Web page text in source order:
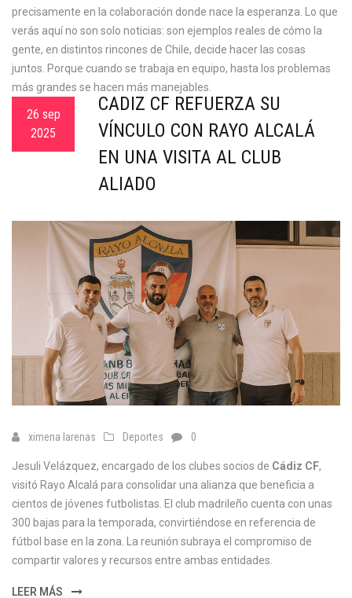
precisamente en la colaboración donde nace la esperanza. Lo que
verás aquí no son solo noticias: son ejemplos reales de cómo la
gente, en distintos rincones de Chile, decide hacer las cosas
juntos. Porque cuando se trabaja en equipo, hasta los problemas
más grandes se hacen más manejables.
26 sep
2025
CÁDIZ CF REFUERZA SU
VÍNCULO CON RAYO ALCALÁ
EN UNA VISITA AL CLUB
ALIADO
ximena larenas Deportes 0
Jesuli Velázquez, encargado de los clubes socios de Cádiz CF,
visitó Rayo Alcalá para consolidar una alianza que beneficia a
cientos de jóvenes futbolistas. El club madrileño cuenta con unas
300 bajas para la temporada, convirtiéndose en referencia de
fútbol base en la zona. La reunión subraya el compromiso de
compartir valores y recursos entre ambas entidades.
LEER MÁS